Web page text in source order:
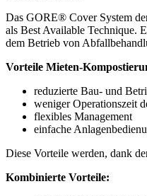
Das GORE® Cover System
als Best Available Technique.
dem Betrieb von
Vorteile Mieten-
reduzierte Bau- und
weniger Operationszeit
flexibles Management
einfache
Diese Vorteile werden, dank
Kombinierte Vorteile: